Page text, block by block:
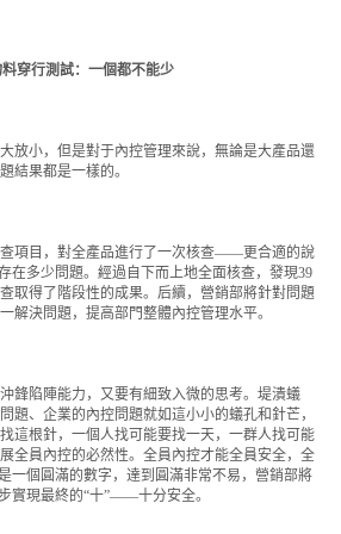
穿行測試：一個都不能少
放小，但是對于內控管理來說，無論是大產品還
結果都是一樣的。
項目，對全產品進行了一次核查——更合適的說
在多少問題。經過自下而上地全面核查，發現39
取得了階段性的成果。后續，營銷部將針對問題
解決問題，提高部門整體內控管理水平。
鋒陷陣能力，又要有細致入微的思考。堤潰蟻
題、企業的內控問題就如這小小的蟻孔和針芒，
這根針，一個人找可能要找一天，一群人找可能
全員內控的必然性。全員內控才能全員安全，全
一個圓滿的數字，達到圓滿非常不易，營銷部將
實現最終的“十”——十分安全。